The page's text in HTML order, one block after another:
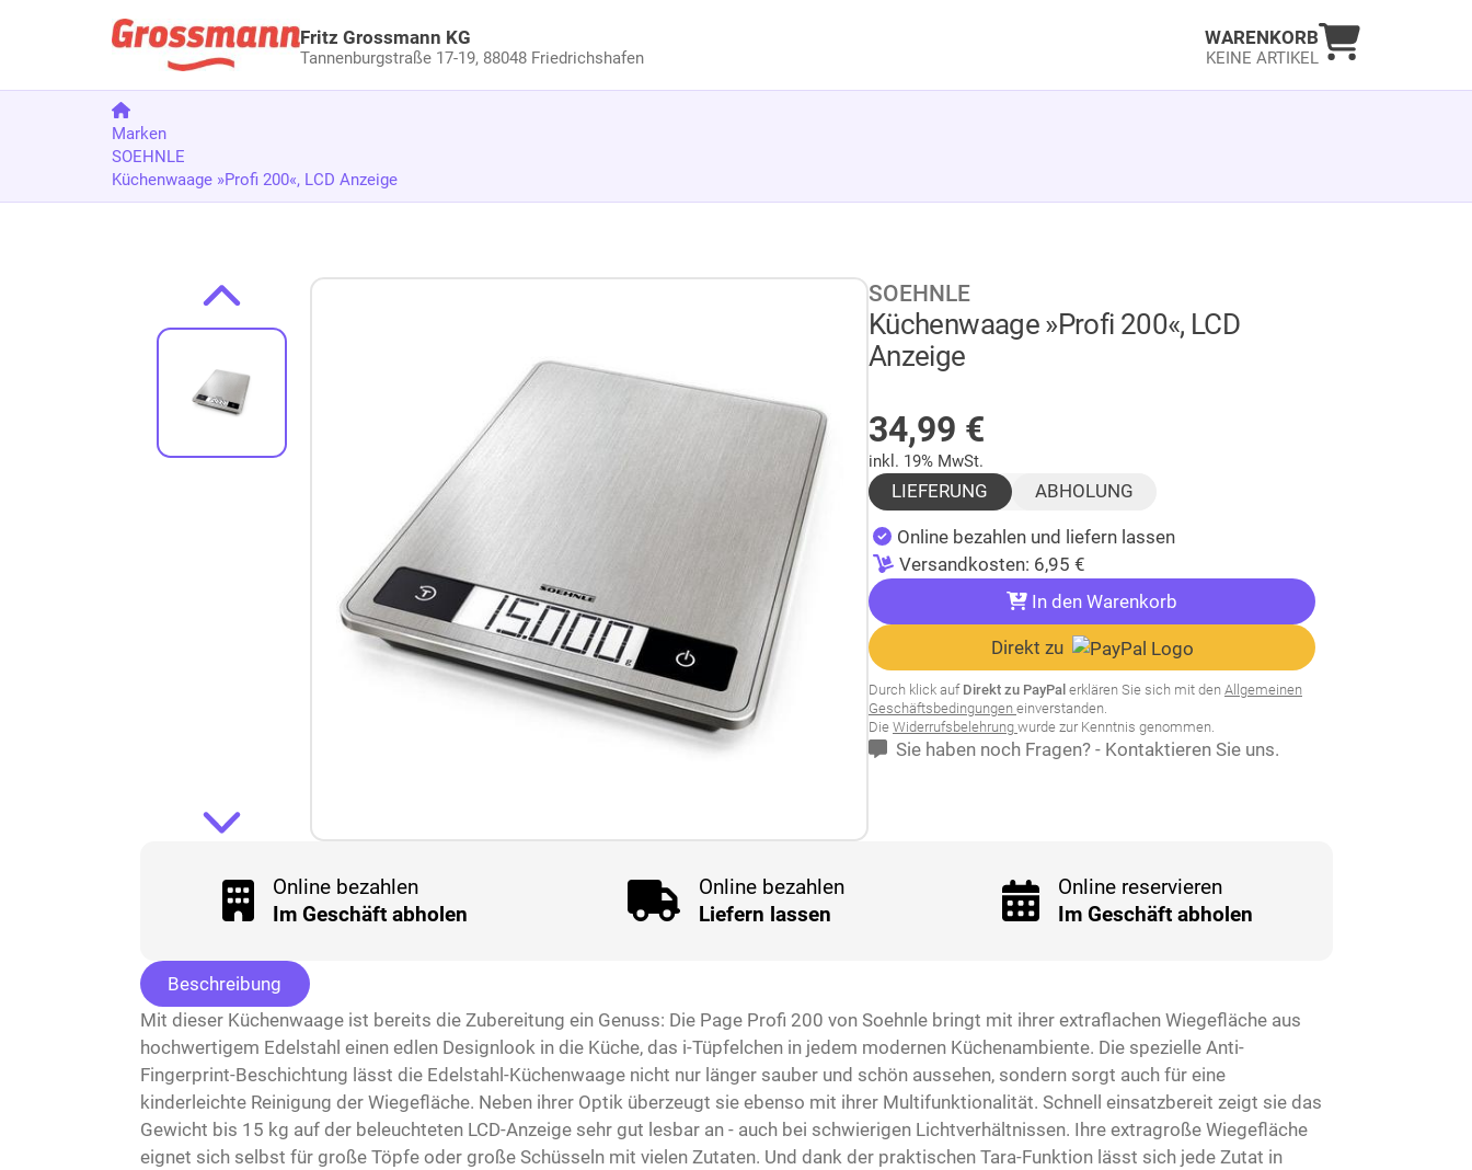
Fritz Grossmann KG
Tannenburgstraße 17-19,88048 Friedrichshafen
WARENKORB
KEINE ARTIKEL
Warenkorb
Marken
SOEHNLE
Küchenwaage »Profi 200«, LCD Anzeige
Zur Produktbeschreibung springen SOEHNLE
Küchenwaage »Profi 200«, LCD
Anzeige
34,99 €
inkl. 19% MwSt.
LIEFERUNG ABHOLUNG
Online bezahlen und liefern lassen
Versandkosten: 6,95 €
In den Warenkorb
Direkt zu
Durch klick auf Direkt zu PayPal erklären Sie sich mit den Allgemeinen
Geschäftsbedingungen einverstanden.
Die Widerrufsbelehrung wurde zur Kenntnis genommen.
Sie haben noch Fragen? - Kontaktieren Sie uns.
Online bezahlen
Im Geschäft abholen
Online bezahlen
Liefern lassen
Online reservieren
Im Geschäft abholen
Beschreibung
Mit dieser Küchenwaage ist bereits die Zubereitung ein Genuss: Die Page Profi 200 von Soehnle bringt mit ihrer extraflachen Wiegefläche aus
hochwertigem Edelstahl einen edlen Designlook in die Küche, das i-Tüpfelchen in jedem modernen Küchenambiente. Die spezielle Anti-
Fingerprint-Beschichtung lässt die Edelstahl-Küchenwaage nicht nur länger sauber und schön aussehen, sondern sorgt auch für eine
kinderleichte Reinigung der Wiegefläche. Neben ihrer Optik überzeugt sie ebenso mit ihrer Multifunktionalität. Schnell einsatzbereit zeigt sie das
Gewicht bis 15 kg auf der beleuchteten LCD-Anzeige sehr gut lesbar an - auch bei schwierigen Lichtverhältnissen. Ihre extragroße Wiegefläche
eignet sich selbst für große Töpfe oder große Schüsseln mit vielen Zutaten. Und dank der praktischen Tara-Funktion lässt sich jede Zutat in